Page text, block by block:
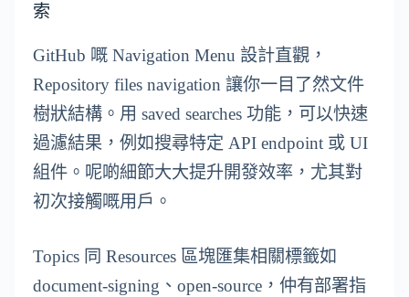
索
GitHub 嘅 Navigation Menu 設計直觀，
Repository files navigation 讓你一目了然文件
樹狀結構。用 saved searches 功能，可以快速
過濾結果，例如搜尋特定 API endpoint 或 UI
組件。呢啲細節大大提升開發效率，尤其對
初次接觸嘅用戶。
Topics 同 Resources 區塊匯集相關標籤如
document-signing、open-source，仲有部署指